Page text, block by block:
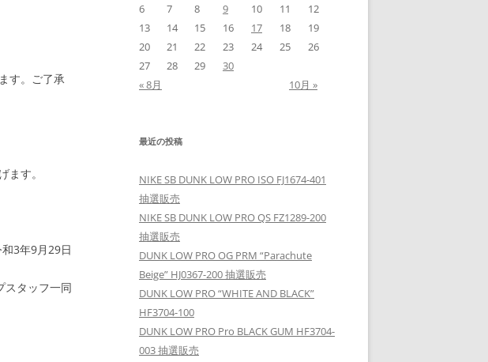
す。ご了承
す。
3年9月29日
スタッフ一同
6
7 8 9 10 11
12
13
14 15 16 17 18
19
20
21 22 23 24 25
26
27
28 29
30
« 8月
10月 »
最近の投稿
NIKE SB DUNK LOW PRO ISO FJ1674-401
抽選販売
NIKE SB DUNK LOW PRO QS FZ1289-200
抽選販売
DUNK LOW PRO OG PRM “Parachute
Beige” HJ0367-200 抽選販売
DUNK LOW PRO “WHITE AND BLACK”
HF3704-100
DUNK LOW PRO Pro BLACK GUM HF3704-
003 抽選販売